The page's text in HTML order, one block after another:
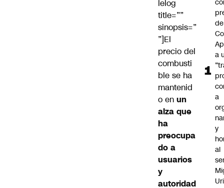
lelog
title=””
sinopsis=”
”]El
precio del
combusti
ble se ha
mantenid
o en un
alza que
ha
preocupa
do a
usuarios
y
autoridad
de
a
a
y
al